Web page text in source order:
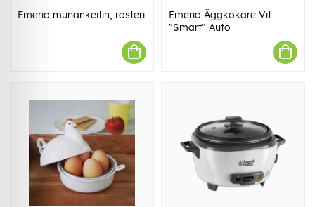
Emerio munankeitin, rosteri
Emerio Äggkokare Vit
"Smart" Auto